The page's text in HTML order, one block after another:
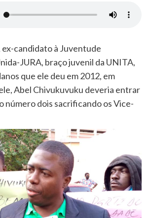
candidato à Juventude
JURA, braço juvenil da UNITA,
que ele deu em 2012, em
Abel Chivukuvuku deveria entrar
número dois sacrificando os Vice-